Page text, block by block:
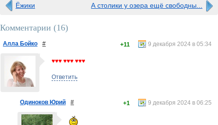
Ёжики А столики у озера ещё свободны...
Комментарии (16)
Алла Бойко # 9 декабря 2024 в 05:34
+11
♥♥♥ ♥♥♥ ♥♥♥
Ответить
Одиноков Юрий # 9 декабря 2024 в 06:25
+1